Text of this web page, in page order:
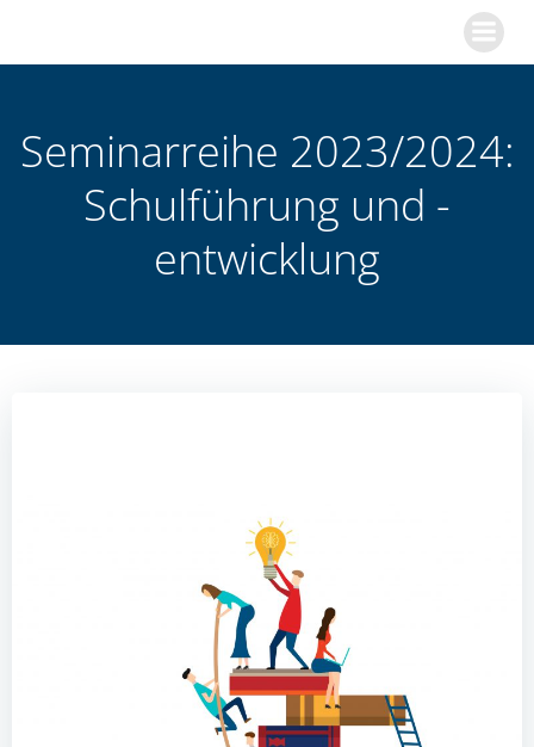
springen
Seminarreihe 2023/2024:
Schulführung und -
entwicklung